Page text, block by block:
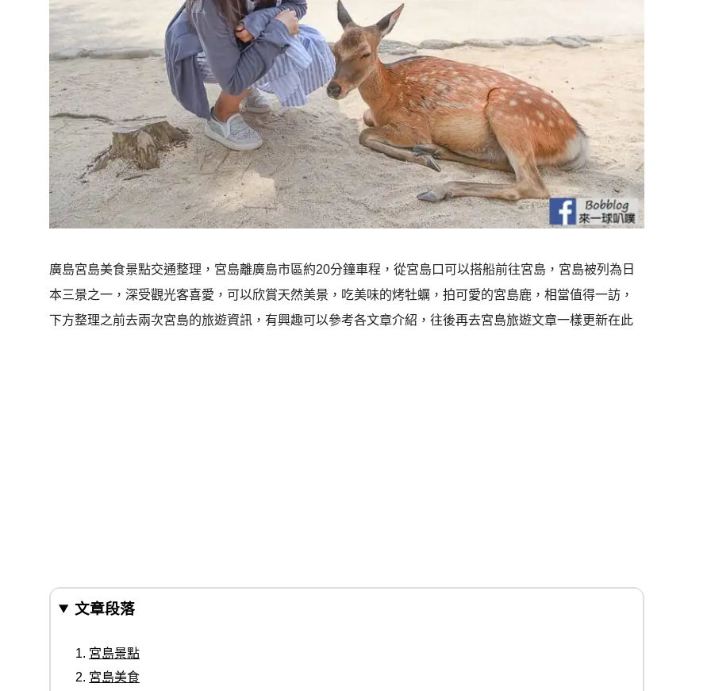
廣島宮島美食景點交通整理，宮島離廣島市區約20分鐘車程，從宮島口可以搭船前往宮島，宮島被列為日
本三景之一，深受觀光客喜愛，可以欣賞天然美景，吃美味的烤牡蠣，拍可愛的宮島鹿，相當值得一訪，
下方整理之前去兩次宮島的旅遊資訊，有興趣可以參考各文章介紹，往後再去宮島旅遊文章一樣更新在此
文章段落
宮島景點
宮島美食